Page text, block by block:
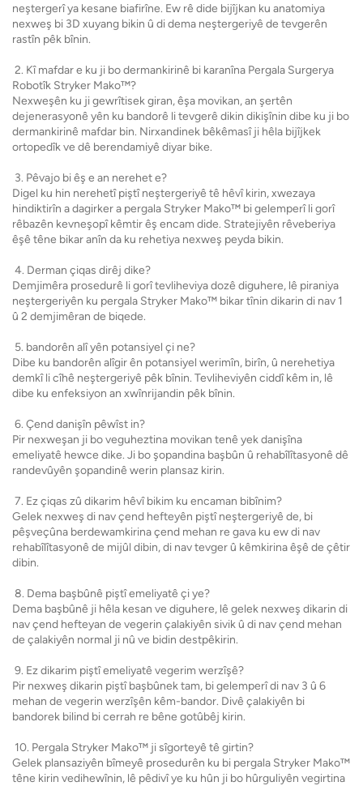
neştergerî ya kesane biafirîne. Ew rê dide bijîjkan ku anatomiya
nexweş bi 3D xuyang bikin û di dema neştergeriyê de tevgerên
rastîn pêk bînin.
2. Kî mafdar e ku ji bo dermankirinê bi karanîna Pergala Surgerya
Robotîk Stryker Mako™?
Nexweşên ku ji gewrîtisek giran, êşa movikan, an şertên
dejenerasyonê yên ku bandorê li tevgerê dikin dikişînin dibe ku ji bo
dermankirinê mafdar bin. Nirxandinek bêkêmasî ji hêla bijîjkek
ortopedîk ve dê berendamiyê diyar bike.
3. Pêvajo bi êş e an nerehet e?
Digel ku hin nerehetî piştî neştergeriyê tê hêvî kirin, xwezaya
hindiktirîn a dagirker a pergala Stryker Mako™ bi gelemperî li gorî
rêbazên kevneşopî kêmtir êş encam dide. Stratejiyên rêveberiya
êşê têne bikar anîn da ku rehetiya nexweş peyda bikin.
4. Derman çiqas dirêj dike?
Demjimêra prosedurê li gorî tevliheviya dozê diguhere, lê piraniya
neştergeriyên ku pergala Stryker Mako™ bikar tînin dikarin di nav 1
û 2 demjimêran de biqede.
5. bandorên alî yên potansiyel çi ne?
Dibe ku bandorên alîgir ên potansiyel werimîn, birîn, û nerehetiya
demkî li cîhê neştergeriyê pêk bînin. Tevliheviyên ciddî kêm in, lê
dibe ku enfeksiyon an xwînrijandin pêk bînin.
6. Çend danişîn pêwîst in?
Pir nexweşan ji bo veguheztina movikan tenê yek danişîna
emeliyatê hewce dike. Ji bo şopandina başbûn û rehabîlîtasyonê dê
randevûyên şopandinê werin plansaz kirin.
7. Ez çiqas zû dikarim hêvî bikim ku encaman bibînim?
Gelek nexweş di nav çend hefteyên piştî neştergeriyê de, bi
pêşveçûna berdewamkirina çend mehan re gava ku ew di nav
rehabîlîtasyonê de mijûl dibin, di nav tevger û kêmkirina êşê de çêtir
dibin.
8. Dema başbûnê piştî emeliyatê çi ye?
Dema başbûnê ji hêla kesan ve diguhere, lê gelek nexweş dikarin di
nav çend hefteyan de vegerin çalakiyên sivik û di nav çend mehan
de çalakiyên normal ji nû ve bidin destpêkirin.
9. Ez dikarim piştî emeliyatê vegerim werzîşê?
Pir nexweş dikarin piştî başbûnek tam, bi gelemperî di nav 3 û 6
mehan de vegerin werzîşên kêm-bandor. Divê çalakiyên bi
bandorek bilind bi cerrah re bêne gotûbêj kirin.
10. Pergala Stryker Mako™ ji sîgorteyê tê girtin?
Gelek plansaziyên bîmeyê prosedurên ku bi pergala Stryker Mako™
têne kirin vedihewînin, lê pêdivî ye ku hûn ji bo hûrguliyên vegirtina